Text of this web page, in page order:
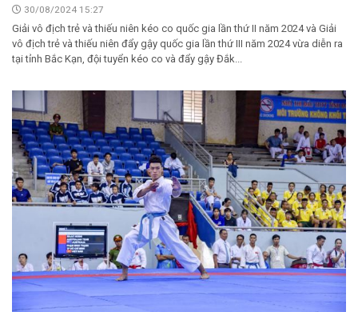
30/08/2024 15:27
Giải vô địch trẻ và thiếu niên kéo co quốc gia lần thứ II năm 2024 và Giải
vô địch trẻ và thiếu niên đẩy gậy quốc gia lần thứ III năm 2024 vừa diễn ra
tại tỉnh Bắc Kạn, đội tuyển kéo co và đẩy gậy Đắk...